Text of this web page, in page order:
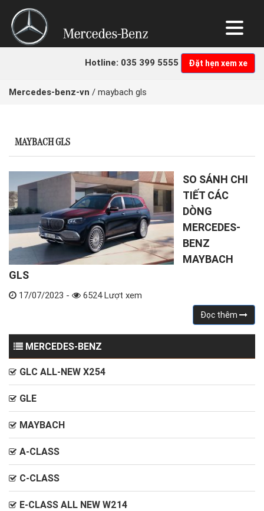
Hotline: 035 399 5555 Đặt hẹn xem xe
Mercedes-benz-vn / maybach gls
MAYBACH GLS
SO SÁNH CHI
TIẾT CÁC
DÒNG
MERCEDES-
BENZ
MAYBACH
GLS
17/07/2023 - 6524 Lượt xem
Đọc thêm
MERCEDES-BENZ
GLC ALL-NEW X254
GLE
MAYBACH
A-CLASS
C-CLASS
E-CLASS ALL NEW W214